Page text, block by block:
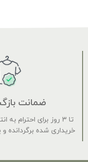
ضمانت
تا ۳ روز برای احترام
خریداری شده برگردانده